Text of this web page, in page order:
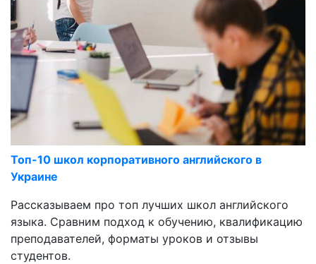
Топ-10 школ корпоративного английского в
Украине
Рассказываем про топ лучших школ английского
языка. Сравним подход к обучению, квалификацию
преподавателей, форматы уроков и отзывы
студентов.